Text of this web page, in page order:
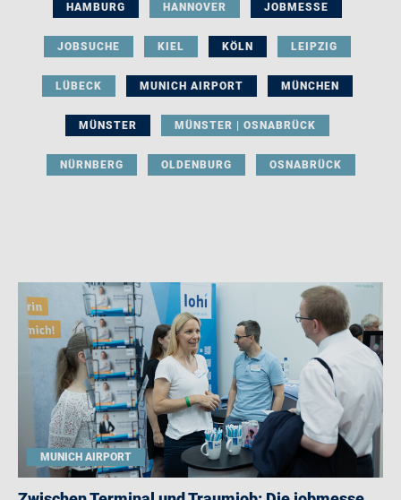
HAMBURG HANNOVER JOBMESSE
JOBSUCHE KIEL KÖLN LEIPZIG
LÜBECK MUNICH AIRPORT MÜNCHEN
MÜNSTER MÜNSTER | OSNABRÜCK
NÜRNBERG OLDENBURG OSNABRÜCK
MUNICH AIRPORT